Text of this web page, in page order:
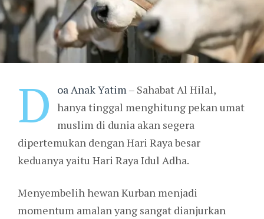
D oa Anak Yatim– Sahabat Al Hilal,
hanya tinggal menghitung pekan umat
muslim di dunia akan segera
dipertemukan dengan Hari Raya besar
keduanya yaitu Hari Raya Idul Adha.
Menyembelih hewan Kurban menjadi
momentum amalan yang sangat dianjurkan